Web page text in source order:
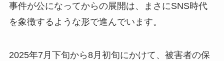
事件が公になってからの展開は、まさにSNS時代
を象徴するような形で進んでいます。
2025年7月下旬から8月初旬にかけて、被害者の保